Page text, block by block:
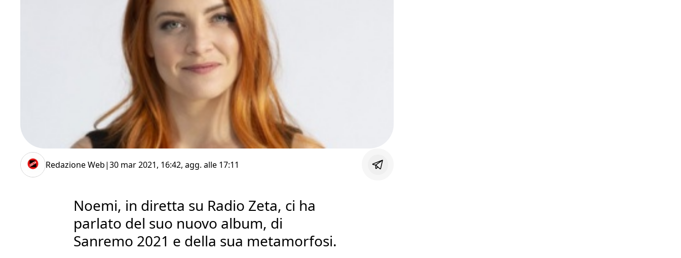
Redazione Web|30 mar 2021, 16:42, agg. alle 17:11
Noemi, in diretta su Radio Zeta, ci ha
parlato del suo nuovo album, di
Sanremo 2021 e della sua metamorfosi.